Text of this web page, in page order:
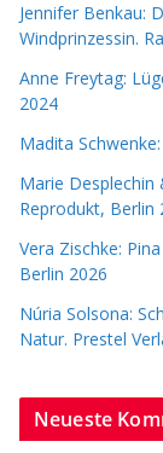
Jennifer Benkau:
Windprinzessin.
Anne Freytag:
2024
Madita
Marie Desplechin
Reprodukt, Berlin
Vera Zischke:
Berlin 2026
Núria Solsona:
Natur. Prestel
Neueste